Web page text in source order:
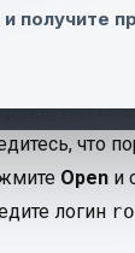
PuTTY
что
Open и
логин
получите